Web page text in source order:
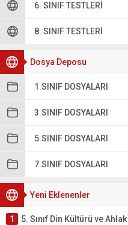
6. SINIF TESTLERI
8. SINIF TESTLERI
Dosya Deposu
1.SINIF DOSYALARI
3.SINIF DOSYALARI
5.SINIF DOSYALARI
7.SINIF DOSYALARI
Yeni Eklenenler
1 5. Sınıf Din Kültürü ve Ahlak Bilgisi 4. Ünite: Peygamber Kıssaları Çalışmaları